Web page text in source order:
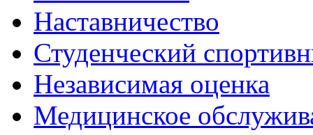
Наставничество
Студенческий
Независимая оценка
Медицинское